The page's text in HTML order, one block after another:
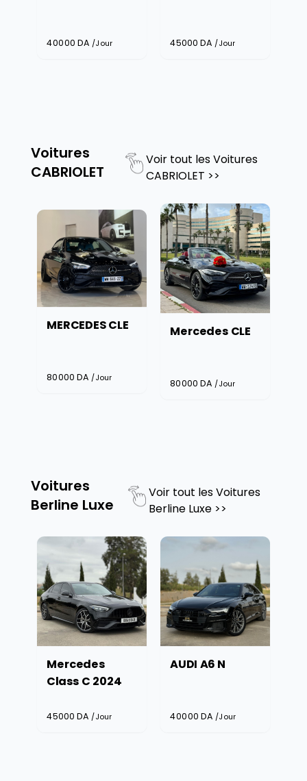
40000 DA /Jour 45000 DA /Jour
Voitures
CABRIOLET
Voir tout lesVoitures
CABRIOLET >>
MERCEDES CLE
80000 DA /Jour
Mercedes CLE
80000 DA /Jour
Voitures
Berline Luxe
Voir tout lesVoitures
Berline Luxe >>
Mercedes
Class C 2024
45000 DA /Jour
AUDI A6 N
40000 DA /Jour